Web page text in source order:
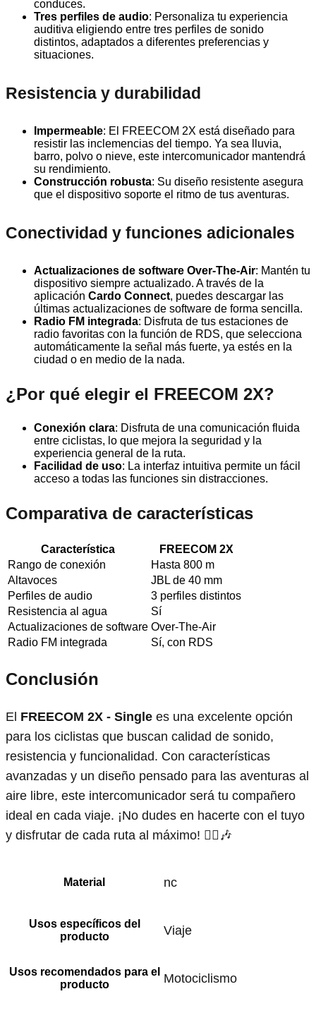
conduces.
Tres perfiles de audio: Personaliza tu experiencia
auditiva eligiendo entre tres perfiles de sonido
distintos, adaptados a diferentes preferencias y
situaciones.
Resistencia y durabilidad
Impermeable: El FREECOM 2X está diseñado para
resistir las inclemencias del tiempo. Ya sea lluvia,
barro, polvo o nieve, este intercomunicador mantendrá
su rendimiento.
Construcción robusta: Su diseño resistente asegura
que el dispositivo soporte el ritmo de tus aventuras.
Conectividad y funciones adicionales
Actualizaciones de software Over-The-Air: Mantén tu
dispositivo siempre actualizado. A través de la
aplicación Cardo Connect, puedes descargar las
últimas actualizaciones de software de forma sencilla.
Radio FM integrada: Disfruta de tus estaciones de
radio favoritas con la función de RDS, que selecciona
automáticamente la señal más fuerte, ya estés en la
ciudad o en medio de la nada.
¿Por qué elegir el FREECOM 2X?
Conexión clara: Disfruta de una comunicación fluida
entre ciclistas, lo que mejora la seguridad y la
experiencia general de la ruta.
Facilidad de uso: La interfaz intuitiva permite un fácil
acceso a todas las funciones sin distracciones.
Comparativa de características
Característica
FREECOM 2X
Rango de conexión
Hasta 800 m
Altavoces
JBL de 40 mm
Perfiles de audio
3 perfiles distintos
Resistencia al agua
Sí
Actualizaciones de software Over-The-Air
Radio FM integrada
Sí, con RDS
Conclusión
El FREECOM 2X - Single es una excelente opción
para los ciclistas que buscan calidad de sonido,
resistencia y funcionalidad. Con características
avanzadas y un diseño pensado para las aventuras al
aire libre, este intercomunicador será tu compañero
ideal en cada viaje. ¡No dudes en hacerte con el tuyo
y disfrutar de cada ruta al máximo! 🚴‍♂️🎶
Material ‎nc
Usos específicos del
producto
‎Viaje
Usos recomendados para el
producto
‎Motociclismo